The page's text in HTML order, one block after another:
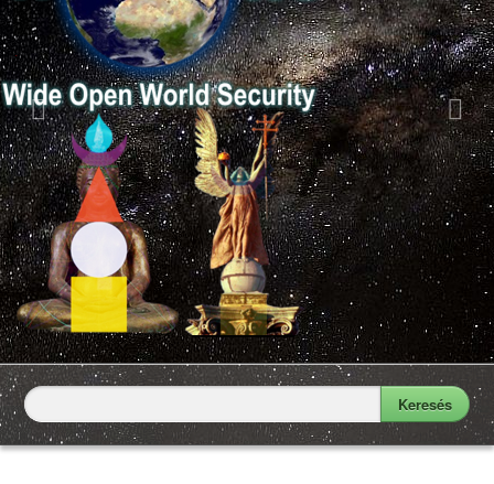
Keresés űrlap
Keresés